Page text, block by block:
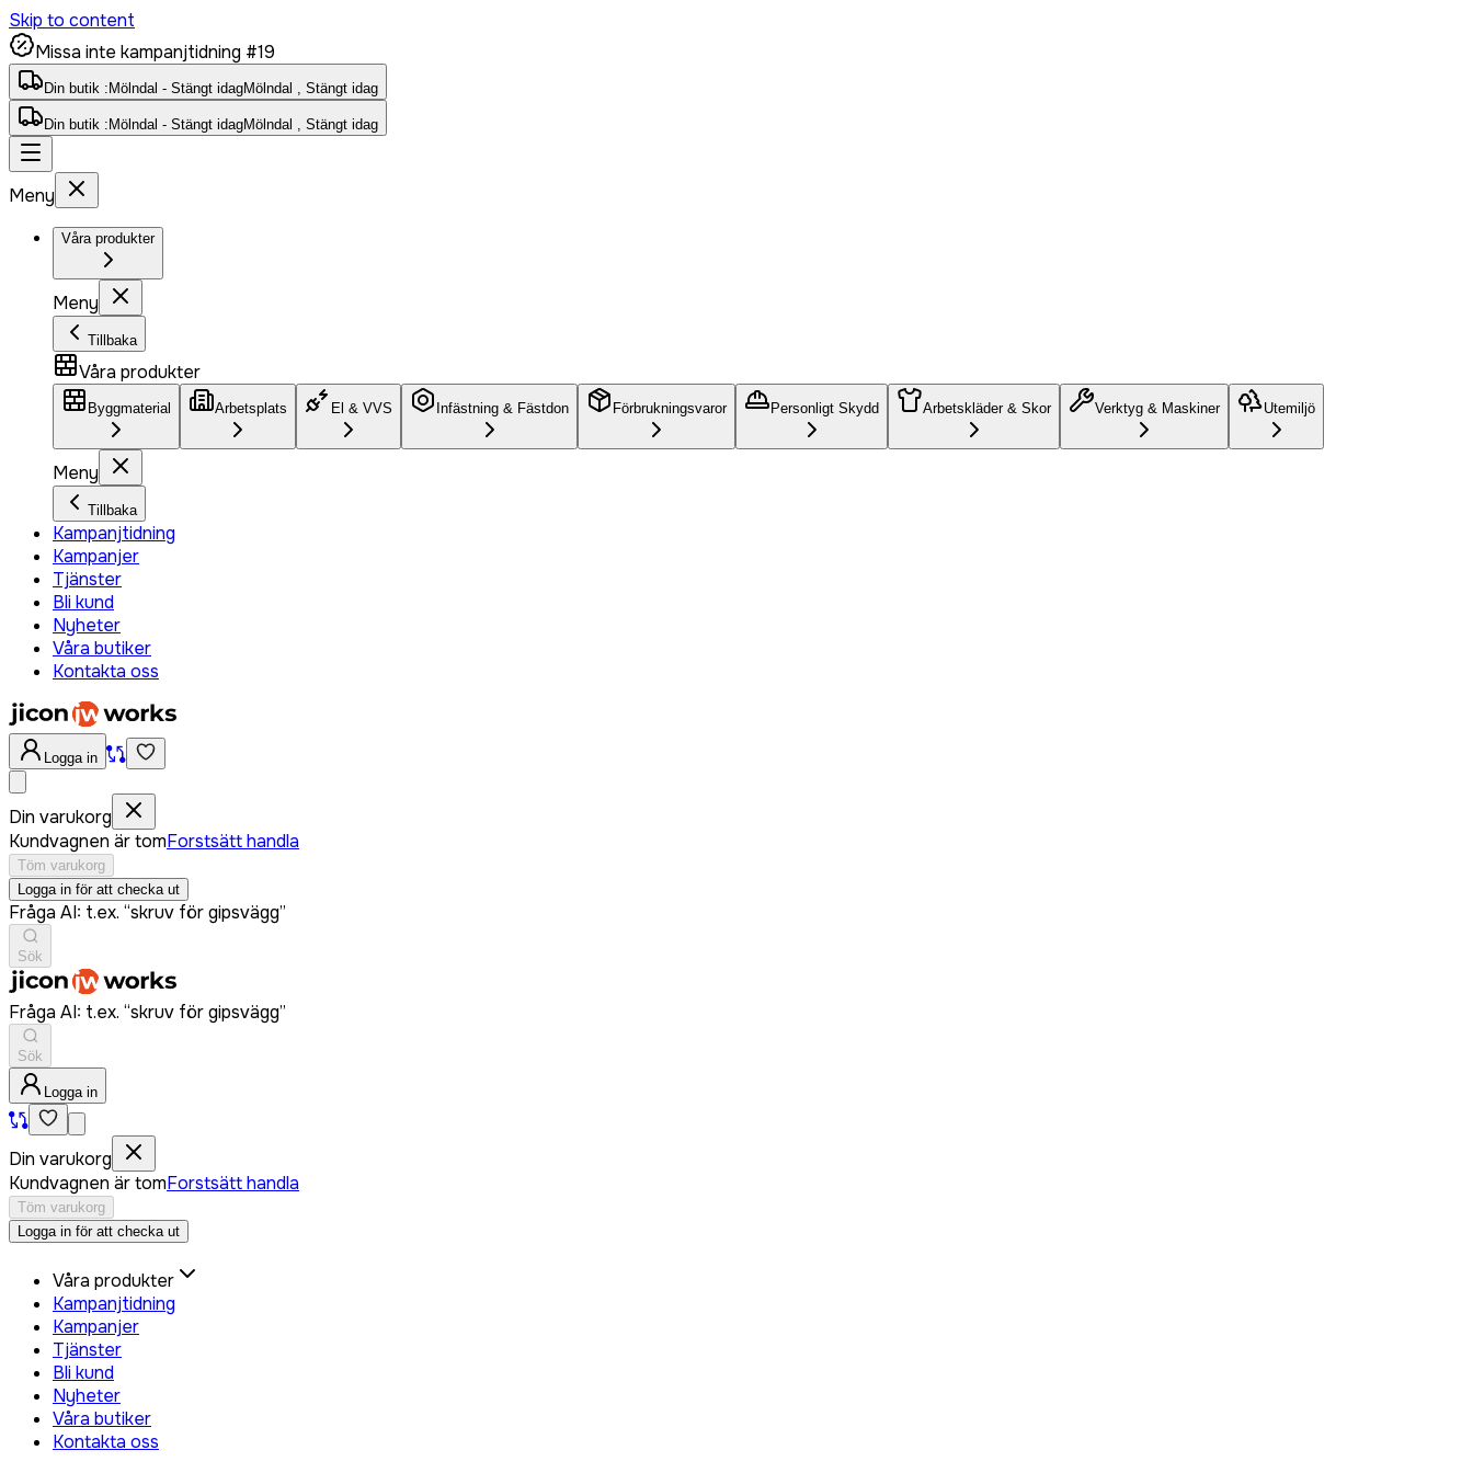
Skip to content
Missa inte kampanjtidning #19
Din butik : Mölndal - Stängt idagMölndal , Stängt idag
Din butik : Mölndal - Stängt idagMölndal , Stängt idag
Meny
Våra produkter
Meny
Tillbaka
Våra produkter
Byggmaterial Arbetsplats El & VVS Infästning & Fästdon Förbrukningsvaror Personligt Skydd Arbetskläder & Skor Verktyg & Maskiner Utemiljö
Meny
Tillbaka
Kampanjtidning
Kampanjer
Tjänster
Bli kund
Nyheter
Våra butiker
Kontakta oss
Logga in
Din varukorg
Kundvagnen är tomForstsätt handla
Töm varukorg
Logga in för att checka ut
Fråga AI: t.ex. “skruv för gipsvägg”
Sök
Fråga AI: t.ex. “skruv för gipsvägg”
Sök
Logga in
Din varukorg
Kundvagnen är tomForstsätt handla
Töm varukorg
Logga in för att checka ut
Våra produkter
Kampanjtidning
Kampanjer
Tjänster
Bli kund
Nyheter
Våra butiker
Kontakta oss